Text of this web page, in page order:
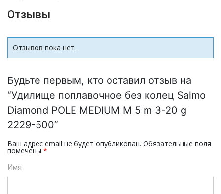
Отзывы
Отзывов пока нет.
Будьте первым, кто оставил отзыв на
“Удилище поплавочное без колец Salmo
Diamond POLE MEDIUM M 5 m 3-20 g
2229-500”
Ваш адрес email не будет опубликован. Обязательные поля
помечены *
Имя